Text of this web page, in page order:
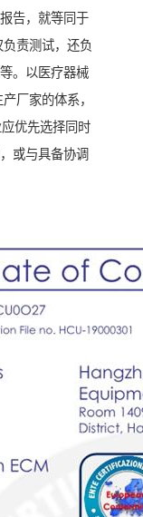
告，就等同于
责测试，还负
。以医疗器械
厂家的体系，
优先选择同时
或与具备协调